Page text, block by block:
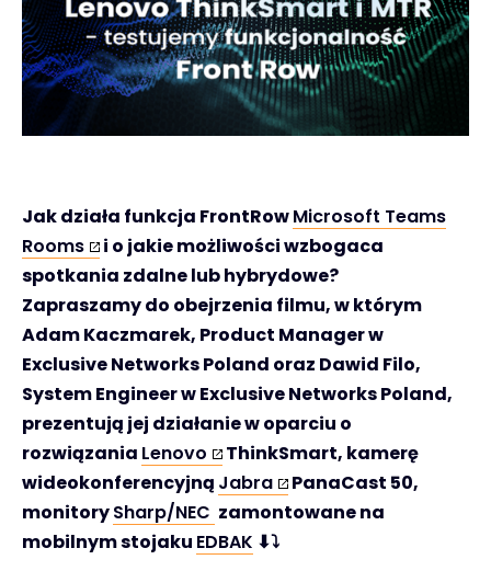
Jak działa funkcja FrontRowMicrosoft Teams
Rooms
i o jakie możliwości wzbogaca
spotkania zdalne lub hybrydowe?
Zapraszamy do obejrzenia filmu, w którym
Adam Kaczmarek, Product Manager w
Exclusive Networks Poland oraz Dawid Filo,
System Engineer w Exclusive Networks Poland,
prezentują jej działanie w oparciu o
rozwiązania Lenovo
ThinkSmart, kamerę
wideokonferencyjną Jabra
PanaCast 50,
monitorySharp/NEC zamontowane na
mobilnym stojaku EDBAK ⬇⤵